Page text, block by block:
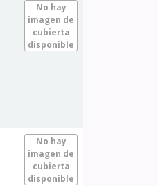
No hay
imagen de
cubierta
disponible
No hay
imagen de
cubierta
disponible